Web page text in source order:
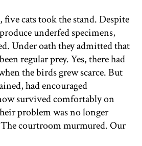
cats took the stand. Despite
underfed specimens,
Under oath they admitted that
regular prey. Yes, there had
the birds grew scarce. But
had encouraged
survived comfortably on
problem was no longer
The courtroom murmured. Our